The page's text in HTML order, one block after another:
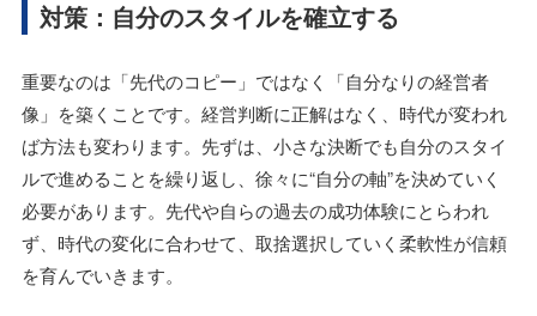
対策：自分のスタイルを確立する
重要なのは「先代のコピー」ではなく「自分なりの経営者
像」を築くことです。経営判断に正解はなく、時代が変われ
ば方法も変わります。先ずは、小さな決断でも自分のスタイ
ルで進めることを繰り返し、徐々に“自分の軸”を決めていく
必要があります。先代や自らの過去の成功体験にとらわれ
ず、時代の変化に合わせて、取捨選択していく柔軟性が信頼
を育んでいきます。